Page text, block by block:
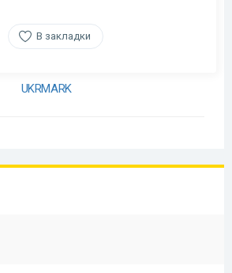
В закладки
UKRMARK